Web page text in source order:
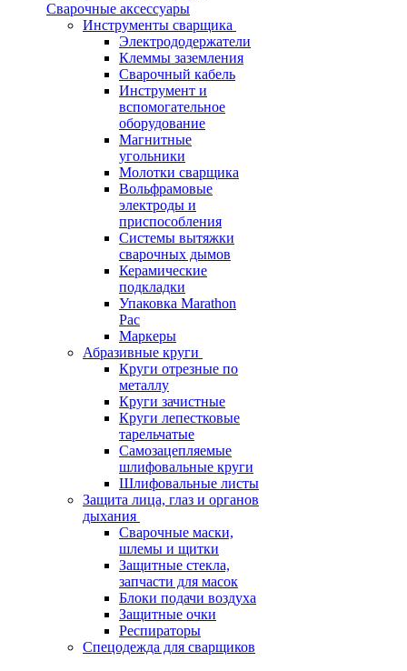
Сварочные аксессуары
Инструменты сварщика
Электрододержатели
Клеммы заземления
Сварочный кабель
Инструмент и
вспомогательное
оборудование
Магнитные
угольники
Молотки сварщика
Вольфрамовые
электроды и
приспособления
Системы вытяжки
сварочных дымов
Керамические
подкладки
Упаковка Marathon
Pac
Маркеры
Абразивные круги
Круги отрезные по
металлу
Круги зачистные
Круги лепестковые
тарельчатые
Самозацепляемые
шлифовальные круги
Шлифовальные листы
Защита лица, глаз и органов
дыхания
Сварочные маски,
шлемы и щитки
Защитные стекла,
запчасти для масок
Блоки подачи воздуха
Защитные очки
Респираторы
Спецодежда для сварщиков